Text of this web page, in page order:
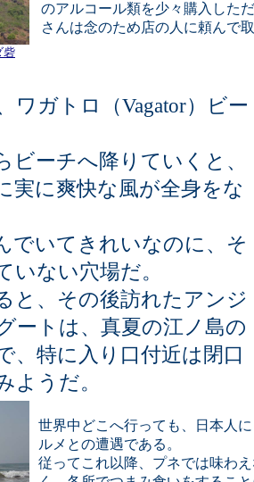
砦
のアルコール類を少々購入した
さんは念のため店の人に頼んで
ワガトロ（Vagator）ビー
ビーチへ降りていくと、
実に爽快な風が全身をな
でいてきれいなのに、そ
いない穴場だ。
と、その後訪れたアンジ
ートは、真夏の江ノ島の
、特に入り口付近は閉口
ようだ。
世界中どこへ行っても、日本人
ルメとの遭遇である。
従ってこれ以降、プネでは味わ